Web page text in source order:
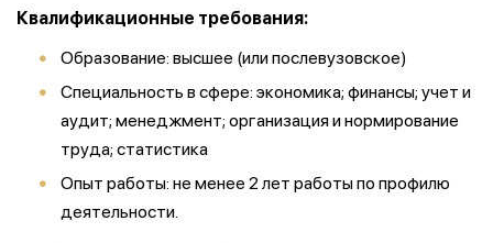
Квалификационные требования:
Образование: высшее (или послевузовское)
Специальность в сфере: экономика; финансы; учет и
аудит; менеджмент; организация и нормирование
труда; статистика
Опыт работы: не менее 2 лет работы по профилю
деятельности.